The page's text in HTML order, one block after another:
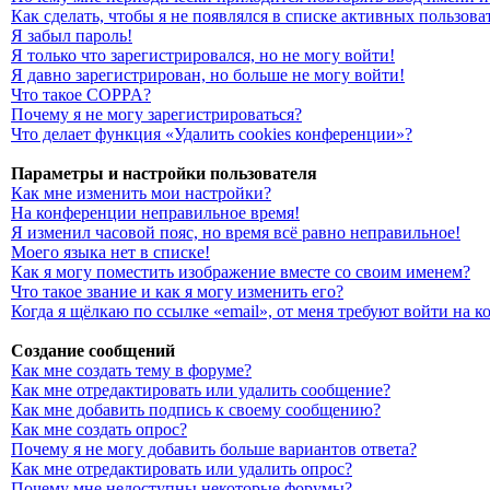
Как сделать, чтобы я не появлялся в списке активных
Я забыл пароль!
Я только что зарегистрировался, но не могу войти!
Я давно зарегистрирован, но больше не могу войти!
Что такое COPPA?
Почему я не могу зарегистрироваться?
Что делает функция «Удалить cookies конференции»?
Параметры и настройки пользователя
Как мне изменить мои настройки?
На конференции неправильное время!
Я изменил часовой пояс, но время всё равно неправильное!
Моего языка нет в списке!
Как я могу поместить изображение вместе со своим именем?
Что такое звание и как я могу изменить его?
Когда я щёлкаю по ссылке «email», от меня требуют войти на
Создание сообщений
Как мне создать тему в форуме?
Как мне отредактировать или удалить сообщение?
Как мне добавить подпись к своему сообщению?
Как мне создать опрос?
Почему я не могу добавить больше вариантов ответа?
Как мне отредактировать или удалить опрос?